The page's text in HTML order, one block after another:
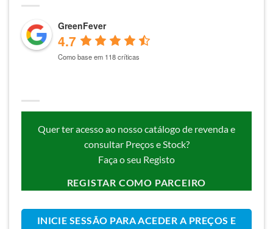
GreenFever
4.7
Como base em 118 críticas
Quer ter acesso ao nosso catálogo de revenda e
consultar Preços e Stock?
Faça o seu Registo
REGISTAR COMO PARCEIRO
INICIE SESSÃO PARA ACEDER A PREÇOS E